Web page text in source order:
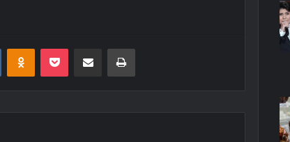
VKontakteOdnoklassniki
Pocket E-Posta ile paylaş Yazdır